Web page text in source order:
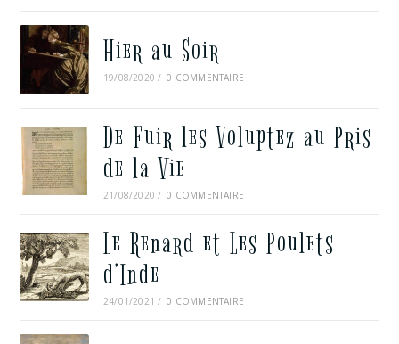
Hier au Soir
19/08/2020 / 0 COMMENTAIRE
De Fuir les Voluptez au Pris
de la Vie
21/08/2020 / 0 COMMENTAIRE
Le Renard et Les Poulets
d’Inde
24/01/2021 / 0 COMMENTAIRE